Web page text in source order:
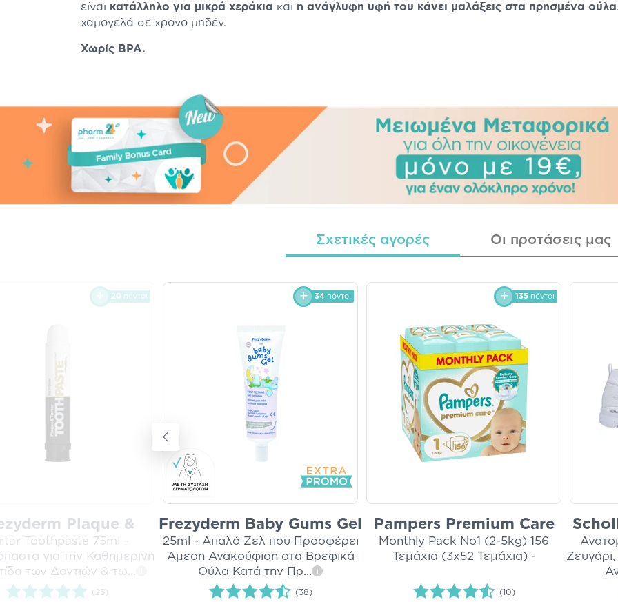
είναι κατάλληλο για μικρά χεράκια και η ανάγλυφη υφή του κάνει μαλάξεις στα πρησμένα ούλα
χαμογελά σε χρόνο μηδέν.
Χωρίς BPA.
Σχετικές αγορές Οι προτάσεις μας
20 πόντοι
Plaque &
Toothpaste 75ml -
για την Καθημερινή
των Δοντιών & τω
(25)
34 πόντοι
Frezyderm Baby Gums Gel
25ml - Απαλό Ζελ που Προσφέρει
Άμεση Ανακούφιση στα Βρεφικά
Ούλα Κατά την Πρ... i
(38)
135 πόντοι
Pampers Premium Care
Monthly Pack Νο1 (2-5kg) 156
Τεμάχια (3x52 Τεμάχια) -
(10)